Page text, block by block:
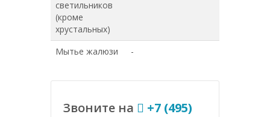
светильников
(кроме
хрустальных)
Мытье жалюзи -
Звоните на
+7 (495)